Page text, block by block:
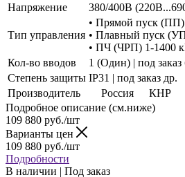
Напряжение
380/400В
Тип управления
• Прямой пуск
• Плавный пуск
• ПЧ (ЧРП) 1-1400
Кол-во вводов
1 (Один) | под заказ
Степень защиты IP31 | под заказ др.
Производитель
Россия КНР
Подробное описание (см.ниже)
109 880 руб./шт
Варианты цен
109 880 руб./шт
Подробности
В наличии | Под заказ